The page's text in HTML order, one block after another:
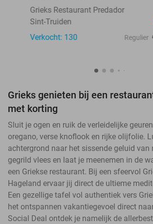
Grieks Restaurant Predador
Sint-Truiden
Verkocht: 130
Regulier
Grieks genieten bij een
met korting
Sluit je ogen en ruik de verleidelijke
oregano, verse knoflook en rijke olijfolie.
achtergrond naar het sissende geluid van
gegrild vlees en laat je meenemen in de
een Griekse restaurant. Bij een sfeervol
Hageland ervaar jij direct de ultieme
Een gezellige tafel vol authentiek vers
het ontspannen vakantiegevoel direct
Social Deal ontdek je namelijk de